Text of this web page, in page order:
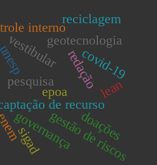
pesquisa
de recurso
redação
vestibular
governança
interno
unesp
gestão de riscos
geotecnologia
covid-19
doações
reciclagem
epoa lean
sigad